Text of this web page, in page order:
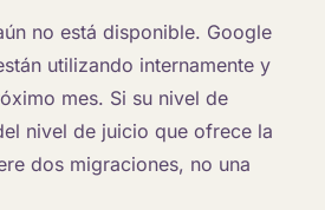
no está disponible. Google
utilizando internamente y
mes. Si su nivel de
nivel de juicio que ofrece la
dos migraciones, no una